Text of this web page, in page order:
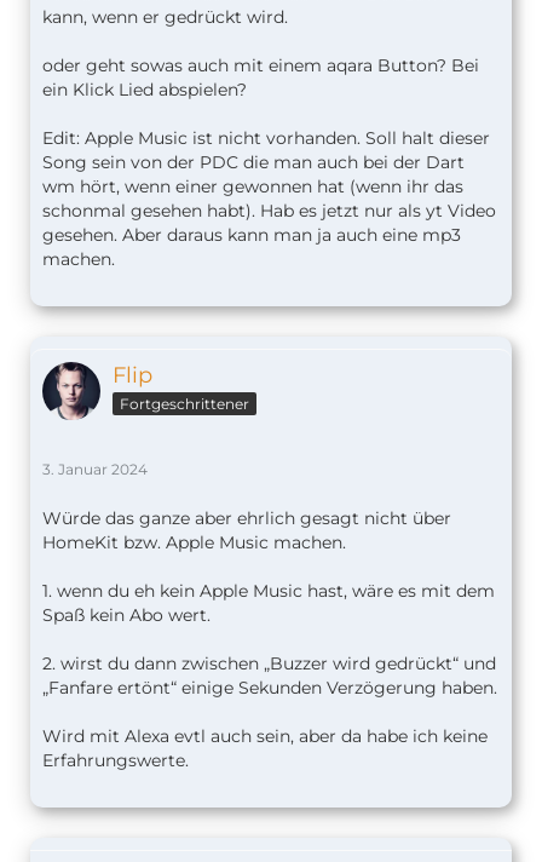
kann, wenn er gedrückt wird.
oder geht sowas auch mit einem aqara Button? Bei
ein Klick Lied abspielen?
Edit: Apple Music ist nicht vorhanden. Soll halt dieser
Song sein von der PDC die man auch bei der Dart
wm hört, wenn einer gewonnen hat (wenn ihr das
schonmal gesehen habt). Hab es jetzt nur als yt Video
gesehen. Aber daraus kann man ja auch eine mp3
machen.
Flip
Fortgeschrittener
3. Januar 2024
Würde das ganze aber ehrlich gesagt nicht über
HomeKit bzw. Apple Music machen.
1. wenn du eh kein Apple Music hast, wäre es mit dem
Spaß kein Abo wert.
2. wirst du dann zwischen „Buzzer wird gedrückt“ und
„Fanfare ertönt“ einige Sekunden Verzögerung haben.
Wird mit Alexa evtl auch sein, aber da habe ich keine
Erfahrungswerte.